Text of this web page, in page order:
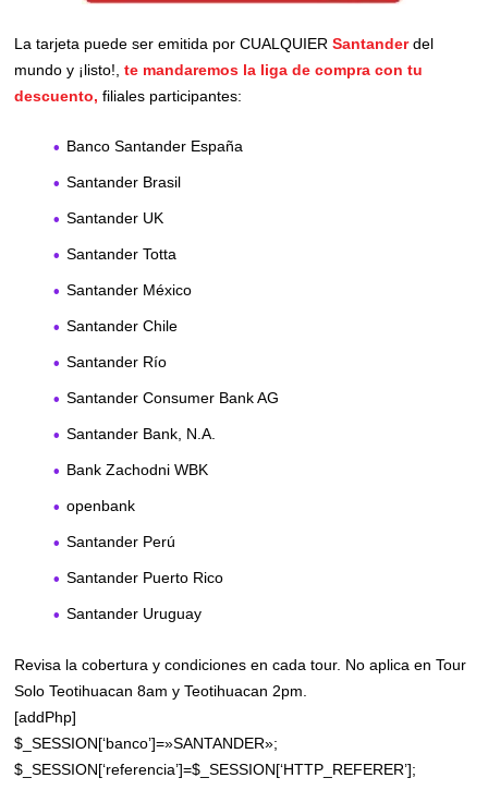
La tarjeta puede ser emitida por CUALQUIERSantanderdel
mundo y ¡listo!,te mandaremos la liga de compra con tu
descuento, filiales participantes:
Banco Santander España
Santander Brasil
Santander UK
Santander Totta
Santander México
Santander Chile
Santander Río
Santander Consumer Bank AG
Santander Bank, N.A.
Bank Zachodni WBK
openbank
Santander Perú
Santander Puerto Rico
Santander Uruguay
Revisa la cobertura y condiciones en cada tour. No aplica en Tour
Solo Teotihuacan 8am y Teotihuacan 2pm.
[addPhp]
$_SESSION[‘banco’]=»SANTANDER»;
$_SESSION[‘referencia’]=$_SESSION[‘HTTP_REFERER’];